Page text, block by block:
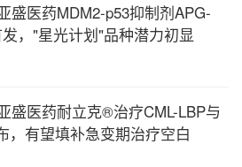
，39例（83.0%）患者接受了
36例（76.6%）接受了至少2次
行首次疗效评估。
（28/39）的患者获CCyR，
盛医药MDM2-p53抑制剂APG-
，"星光计划"品种潜力初显
盛医药耐立克®治疗CML-LBP与
，有望填补急变期治疗空白